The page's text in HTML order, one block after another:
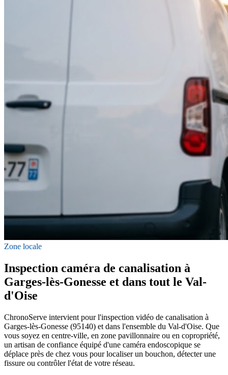
Zone locale
Inspection caméra de canalisation à
Garges-lès-Gonesse et dans tout le Val-
d'Oise
ChronoServe intervient pour l'inspection vidéo de canalisation à
Garges-lès-Gonesse (95140) et dans l'ensemble du Val-d'Oise. Que
vous soyez en centre-ville, en zone pavillonnaire ou en copropriété,
un artisan de confiance équipé d'une caméra endoscopique se
déplace près de chez vous pour localiser un bouchon, détecter une
fissure ou contrôler l'état de votre réseau.